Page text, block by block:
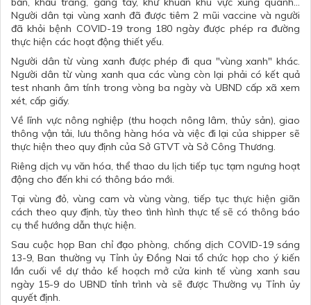
Người dân tại vùng xanh đã được tiêm 2 mũi vaccine và người
đã khỏi bệnh COVID-19 trong 180 ngày được phép ra đường
thực hiện các hoạt động thiết yếu.
Người dân từ vùng xanh được phép đi qua "vùng xanh" khác.
Người dân từ vùng xanh qua các vùng còn lại phải có kết quả
test nhanh âm tính trong vòng ba ngày và UBND cấp xã xem
xét, cấp giấy.
Về lĩnh vực nông nghiệp (thu hoạch nông lâm, thủy sản), giao
thông vận tải, lưu thông hàng hóa và việc đi lại của shipper sẽ
thực hiện theo quy định của Sở GTVT và Sở Công Thương.
Riêng dịch vụ văn hóa, thể thao du lịch tiếp tục tạm ngưng hoạt
động cho đến khi có thông báo mới.
Tại vùng đỏ, vùng cam và vùng vàng, tiếp tục thực hiện giãn
cách theo quy định, tùy theo tình hình thực tế sẽ có thông báo
cụ thể hướng dẫn thực hiện.
Sau cuộc họp Ban chỉ đạo phòng, chốngdịch COVID-19sáng
13-9, Ban thường vụ Tỉnh ủyĐồng Nai tổ chức họp cho ý kiến
lần cuối về dự thảo kế hoạch mở cửa kinh tế vùng xanh sau
ngày 15-9 do UBND tỉnh trình và sẽ được Thường vụ Tỉnh ủy
quyết định.